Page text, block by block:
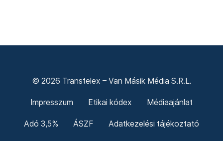
© 2026 Transtelex – Van Másik Média S.R.L.
Impresszum Etikai kódex Médiaajánlat
Adó 3,5% ÁSZF Adatkezelési tájékoztató